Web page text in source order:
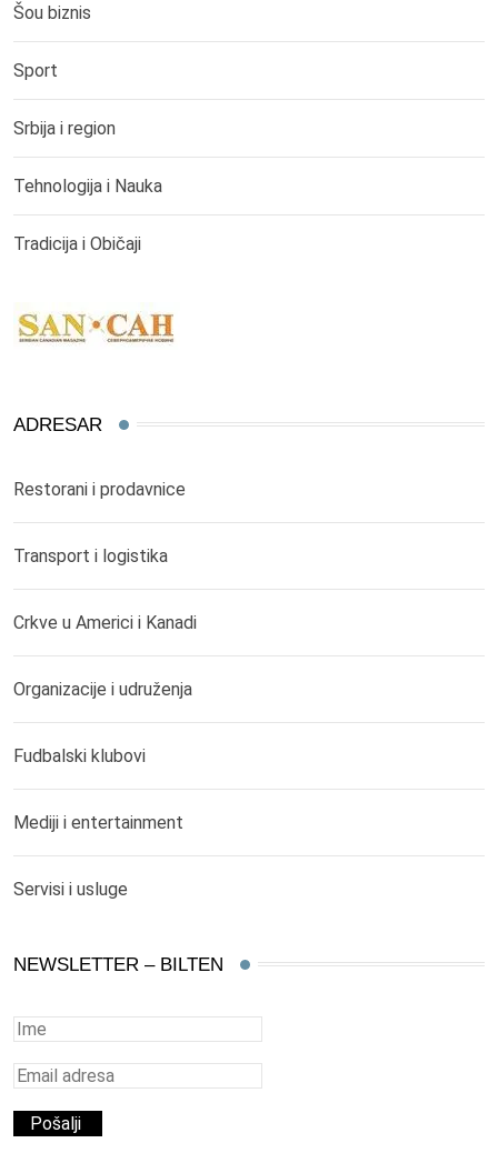
Šou biznis
Sport
Srbija i region
Tehnologija i Nauka
Tradicija i Običaji
ADRESAR
Restorani i prodavnice
Transport i logistika
Crkve u Americi i Kanadi
Organizacije i udruženja
Fudbalski klubovi
Mediji i entertainment
Servisi i usluge
NEWSLETTER – BILTEN